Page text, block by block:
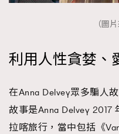
（圖
利用人性貪婪、
在Anna Delvey眾多騙人
故事是Anna Delvey
拉喀旅行，當中包括《